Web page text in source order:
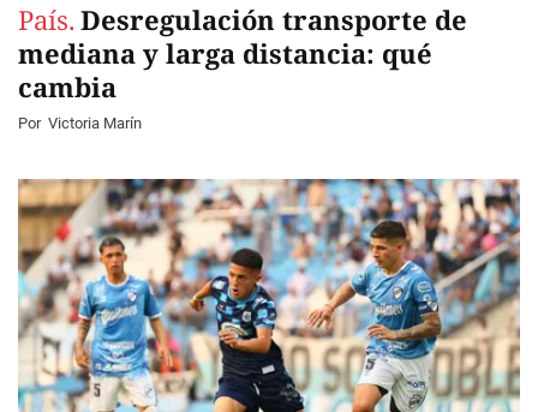
País. Desregulación transporte de
mediana y larga distancia: qué
cambia
Por Victoria Marín